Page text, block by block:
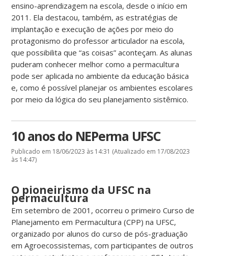
ensino-aprendizagem na escola, desde o início em
2011. Ela destacou, também, as estratégias de
implantação e execução de ações por meio do
protagonismo do professor articulador na escola,
que possibilita que “as coisas” aconteçam. As alunas
puderam conhecer melhor como a permacultura
pode ser aplicada no ambiente da educação básica
e, como é possível planejar os ambientes escolares
por meio da lógica do seu planejamento sistêmico.
10 anos do NEPerma UFSC
Publicado em 18/06/2023 às 14:31 (Atualizado em 17/08/2023
às 14:47)
O pioneirismo da UFSC na
permacultura
Em setembro de 2001, ocorreu o primeiro Curso de
Planejamento em Permacultura (CPP) na UFSC,
organizado por alunos do curso de pós-graduação
em Agroecossistemas, com participantes de outros